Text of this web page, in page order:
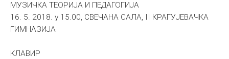
MУЗИЧКА ТЕОРИЈА И ПЕДАГОГИЈА
16. 5. 2018. у 15.00, СВЕЧАНА САЛА, II КРАГУЈЕВАЧКА
ГИМНАЗИЈА
КЛАВИР